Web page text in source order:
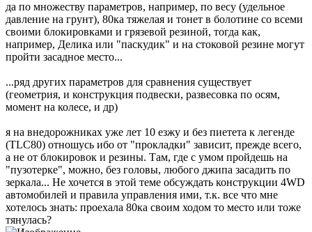
да по множеству параметров, например, по весу (удельное
давление на грунт), 80ка тяжелая и тонет в болотине со всеми
своими блокировками и грязевой резиной, тогда как,
например, Делика или "паскудик" и на стоковой резине могут
пройти засадное место...
...ряд других параметров для сравнения существует
(геометрия, и конструкция подвески, развесовка по осям,
момент на колесе, и др)
я на внедорожниках уже лет 10 езжу и без пиетета к легенде
(TLC80) отношусь ибо от "прокладки" зависит, прежде всего,
а не от блокировок и резины. Там, где с умом пройдешь на
"пузотерке", можно, без головы, любого джипа засадить по
зеркала... Не хочется в этой теме обсуждать конструкции 4WD
автомобилей и правила управления ими, т.к. все что мне
хотелось знать: проехала 80ка своим ходом то место или тоже
тянулась?